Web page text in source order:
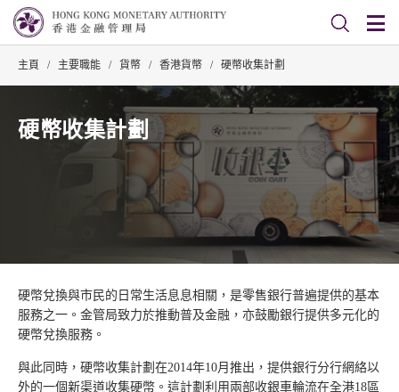
主頁 / 主要職能 / 貨幣 / 香港貨幣 / 硬幣收集計劃
硬幣收集計劃
硬幣兌換與市民的日常生活息息相關，是零售銀行普遍提供的基本
服務之一。金管局致力於推動普及金融，亦鼓勵銀行提供多元化的
硬幣兌換服務。
與此同時，硬幣收集計劃在2014年10月推出，提供銀行分行網絡以
外的一個新渠道收集硬幣。這計劃利用兩部收銀車輪流在全港18區